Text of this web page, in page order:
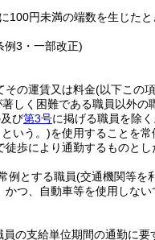
100円未満の端数を生じた
例3・一部改正)
その運賃又は料金(以下この
しく困難である職員以外の
び第3号に掲げる職員を除
いう。)を使用することを常
歩により通勤するものと
例とする職員(交通機関等を
つ、自動車等を使用しな
の支給単位期間の通勤に要